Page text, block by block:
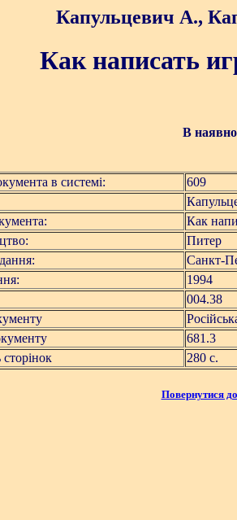
Капульцевич А.,
Как написать
В
в системі:
609
Как
Питер
Санкт-
1994
004.38
681.3
сторінок
280 с.
Повернутися